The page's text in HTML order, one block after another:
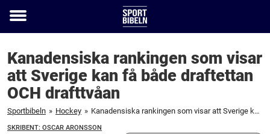
Toggle
Kanadensiska rankingen som visar
att Sverige kan få både draftettan
OCH drafttvåan
Sportbibeln » Hockey » Kanadensiska rankingen som visar att Sverige kan få både draftettan OCH drafttvåan
SKRIBENT: OSCAR ARONSSON